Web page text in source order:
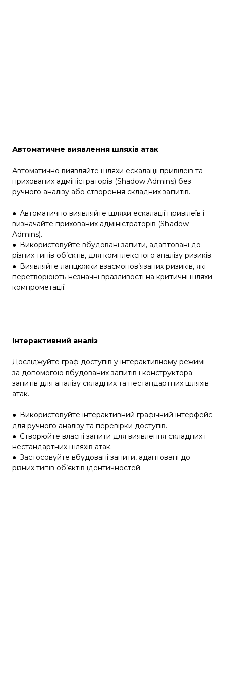
Автоматичне виявлення шляхів атак
Автоматично виявляйте шляхи ескалації привілеїв та
прихованих адміністраторів (Shadow Admins) без
ручного аналізу або створення складних запитів.
● Автоматично виявляйте шляхи ескалації привілеїв і
визначайте прихованих адміністраторів (Shadow
Admins).
● Використовуйте вбудовані запити, адаптовані до
різних типів об’єктів, для комплексного аналізу ризиків.
● Виявляйте ланцюжки взаємопов’язаних ризиків, які
перетворюють незначні вразливості на критичні шляхи
компрометації.
Інтерактивний аналіз
Досліджуйте граф доступів у інтерактивному режимі
за допомогою вбудованих запитів і конструктора
запитів для аналізу складних та нестандартних шляхів
атак.
● Використовуйте інтерактивний графічний інтерфейс
для ручного аналізу та перевірки доступів.
● Створюйте власні запити для виявлення складних і
нестандартних шляхів атак.
● Застосовуйте вбудовані запити, адаптовані до
різних типів об’єктів ідентичностей.